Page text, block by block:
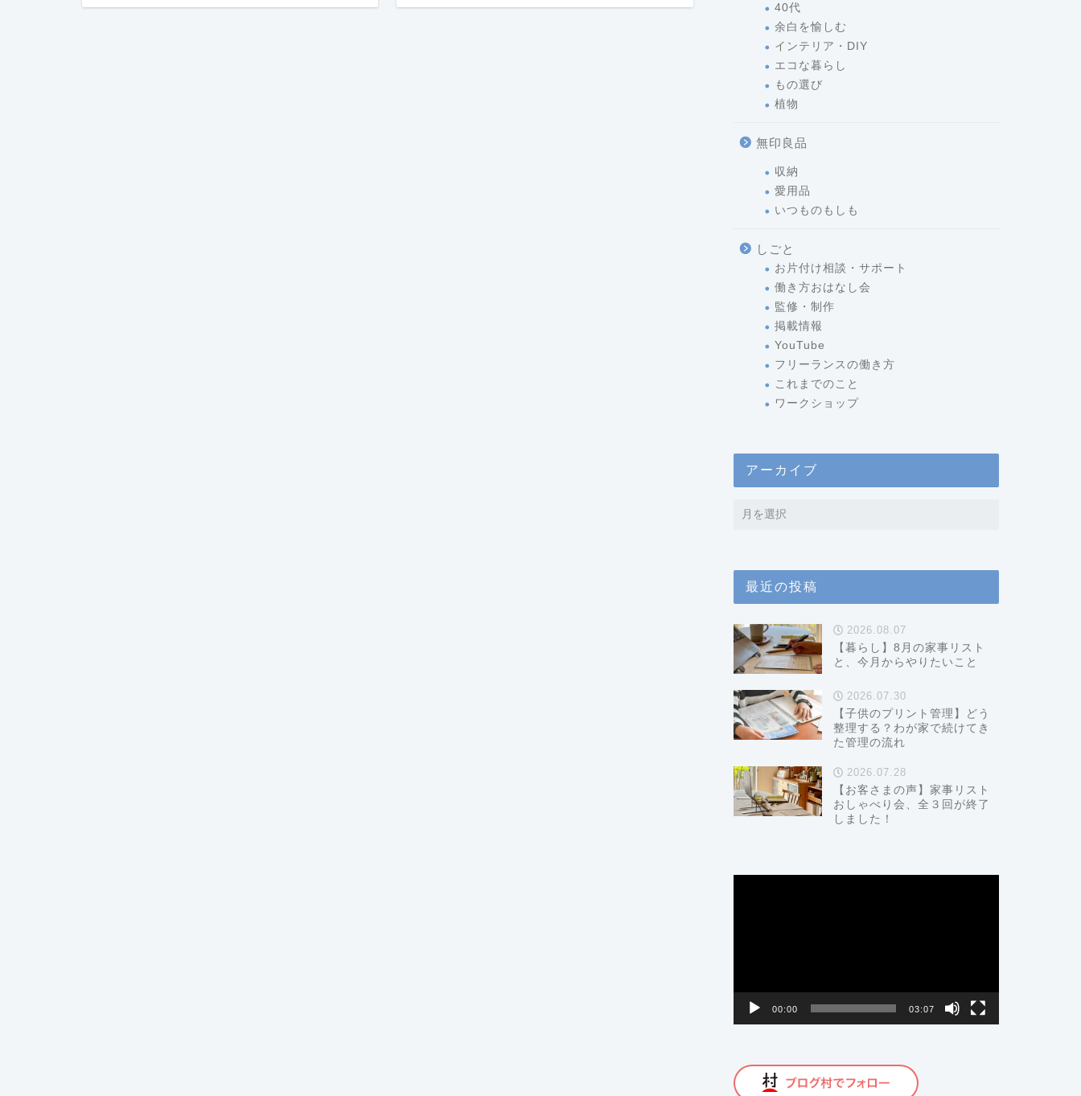
40代
余白を愉しむ
インテリア・DIY
エコな暮らし
もの選び
植物
無印良品
収納
愛用品
いつものもしも
しごと
お片付け相談・サポート
働き方おはなし会
監修・制作
掲載情報
YouTube
フリーランスの働き方
これまでのこと
ワークショップ
アーカイブ
最近の投稿
2026.08.07
【暮らし】8月の家事リスト
と、今月からやりたいこと
2026.07.30
【子供のプリント管理】どう
整理する？わが家で続けてき
た管理の流れ
2026.07.28
【お客さまの声】家事リスト
おしゃべり会、全３回が終了
しました！
00:00 03:07